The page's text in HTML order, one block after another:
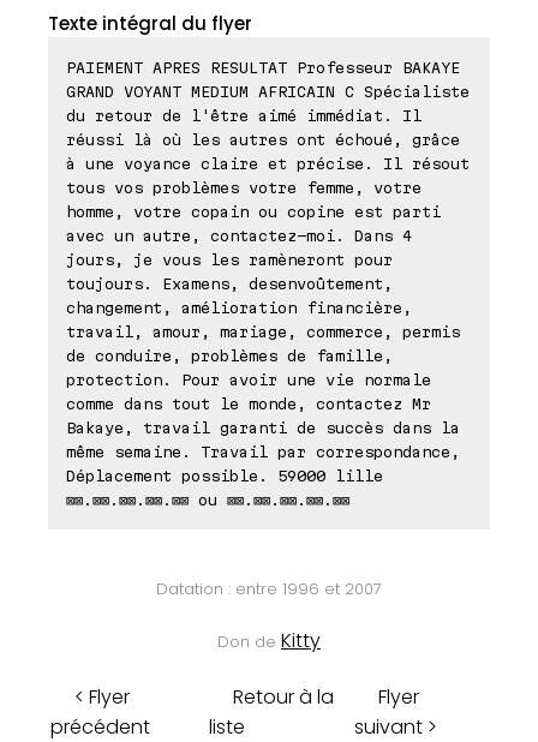
Texte intégral du flyer
PAIEMENT APRES RESULTAT Professeur BAKAYE
GRAND VOYANT MEDIUM AFRICAIN C Spécialiste
du retour de l'être aimé immédiat. Il
réussi là où les autres ont échoué, grâce
à une voyance claire et précise. Il résout
tous vos problèmes votre femme, votre
homme, votre copain ou copine est parti
avec un autre, contactez-moi. Dans 4
jours, je vous les ramèneront pour
toujours. Examens, desenvoûtement,
changement, amélioration financière,
travail, amour, mariage, commerce, permis
de conduire, problèmes de famille,
protection. Pour avoir une vie normale
comme dans tout le monde, contactez Mr
Bakaye, travail garanti de succès dans la
même semaine. Travail par correspondance,
Déplacement possible. 59000 lille
⊠⊠.⊠⊠.⊠⊠.⊠⊠.⊠⊠ ou ⊠⊠.⊠⊠.⊠⊠.⊠⊠.⊠⊠
Datation : entre 1996 et 2007
Don de Kitty
< Flyer
précédent
Retour à la
liste
Flyer
suivant >